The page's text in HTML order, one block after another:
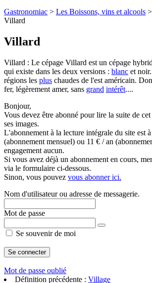
Gastronomiac > Les Boissons, vins et alcools >
Villard
Villard
Villard : Le cépage Villard est un cépage
qui existe dans les deux versions : blanc et
régions les plus chaudes de l'est américain.
fer, légèrement amer, sans grand intérêt....
Bonjour,
Vous devez être abonné pour lire la suite de
ses images.
L'abonnement à la lecture intégrale du site est
(abonnement mensuel) ou 11 € / an
engagement aucun.
Si vous avez déjà un abonnement en cours,
via le formulaire ci-dessous.
Sinon, vous pouvez vous abonner ici.
Nom d'utilisateur ou adresse de messagerie.
Mot de passe
Se souvenir de moi
Mot de passe oublié
Définition précédente : Village